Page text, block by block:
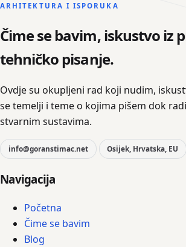
ARHITEKTURA I ISPORUKA
Čime se bavim, iskustvo iz
tehničko pisanje.
Ovdje su okupljeni rad koji nudim,
se temelji i teme o kojima pišem dok
stvarnim sustavima.
info@goranstimac.net Osijek, Hrvatska, EU
Navigacija
Početna
Čime se bavim
Blog